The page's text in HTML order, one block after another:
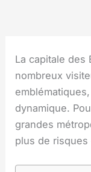
La capitale des
nombreux
dynamique.
grandes
plus de risques